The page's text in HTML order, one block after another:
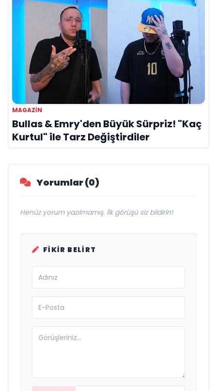
MAGAZIN
Bullas & Emry'den Büyük Sürpriz! "Kaç
Kurtul" ile Tarz Değiştirdiler
Yorumlar (0)
Henüz yorum yazılmamış. İlk görüşü siz bildirin!
FIKIR BELIRT